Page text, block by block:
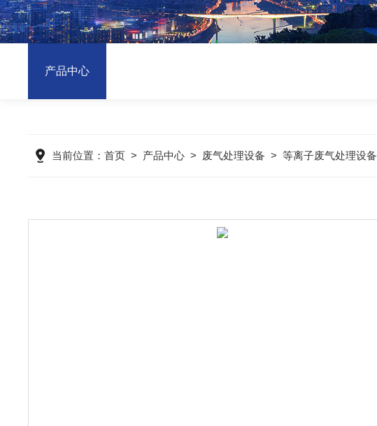
产品中心
当前位置：首页 > 产品中心 > 废气处理设备 >等离子废气处理设备